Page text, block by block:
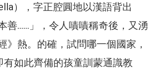
），字正腔圓地以漢語背出
善……」，令人嘖嘖稱奇後，又湧
》熱。的確，試問哪一個國家，
有如此齊備的孩童訓蒙通識教